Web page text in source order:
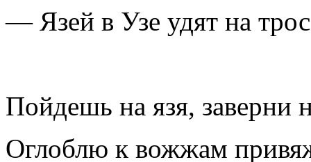
— Язей в Узе удят на
Пойдешь на язя,
Оглоблю к вожжам